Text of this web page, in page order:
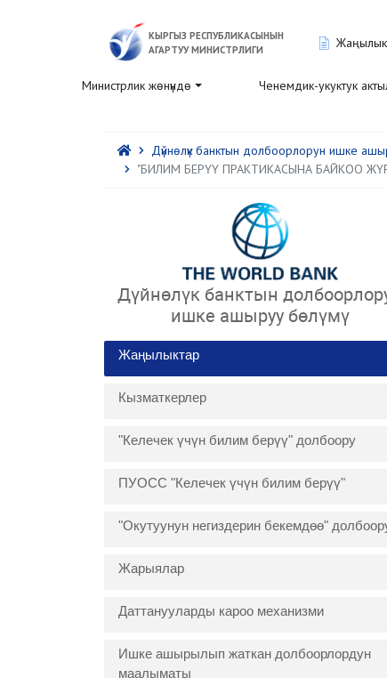
КЫРГЫЗ РЕСПУБЛИКАСЫНЫН
АГАРТУУ МИНИСТРЛИГИ
Министрлик жөнүндө Ченемдик-укуктук
Дүйнөлүк банктын долбоорлорун ишке
"БИЛИМ БЕРҮҮ ПРАКТИКАСЫНА БАЙКОО
Дүйнөлүк банктын
ишке ашыруу бөлүмү
Жаңылыктар
Кызматкерлер
"Келечек үчүн билим берүү" долбоору
ПУОСС "Келечек үчүн билим берүү"
"Окутуунун негиздерин бекемдөө"
Жарыялар
Даттанууларды кароо механизми
Ишке ашырылып жаткан долбоорлордун
маалыматы